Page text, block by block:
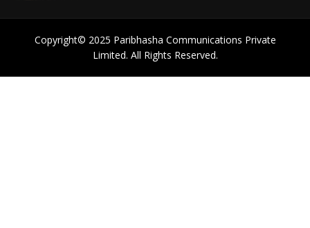
Copyright©️ 2025 Paribhasha Communications Private
Limited. All Rights Reserved.